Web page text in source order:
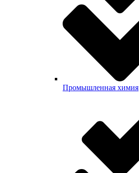
Промышленная химия